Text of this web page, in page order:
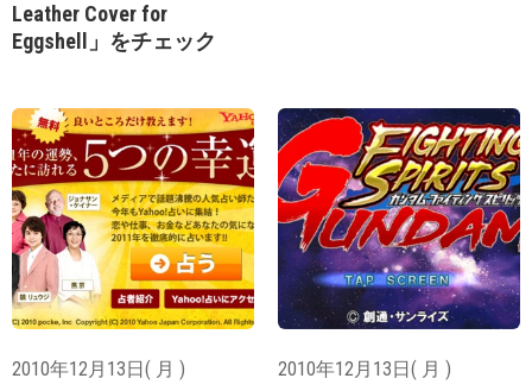
Leather Cover for
Eggshell」をチェック
2010年12月13日( 月 ) 2010年12月13日( 月 )